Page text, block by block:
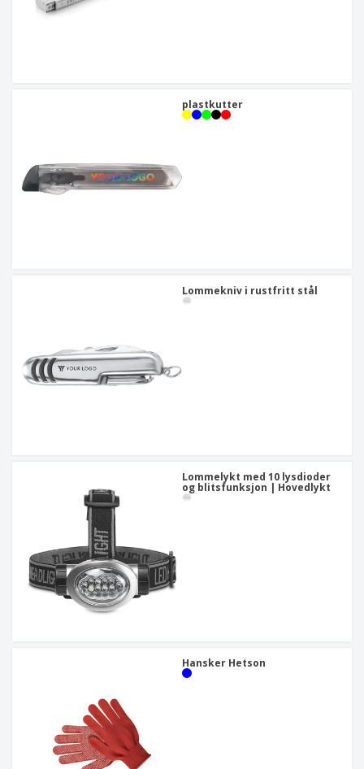
plastkutter
Lommekniv i rustfritt stål
Lommelykt med 10 lysdioder
og blitsfunksjon | Hovedlykt
Hansker Hetson